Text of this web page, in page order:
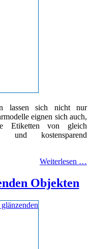
lassen sich nicht nur
eignen sich auch,
Etiketten von gleich
und kostensparend
Weiterlesen …
Objekten